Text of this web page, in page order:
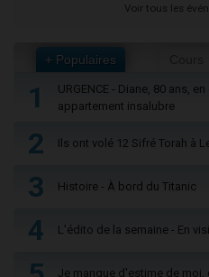
Voir tous les
+ Populaires
1
URGENCE - Diane, 80 ans,
appartement insalubre
2 Ils ont volé 12 Sifré Torah à
3 Histoire - À bord du Titanic
4 L'édito de la semaine - En
Je manque d'estime de moi,